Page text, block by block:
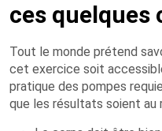
ces quelques
Tout le monde prétend
cet exercice soit
pratique des pompes
que les résultats soient au